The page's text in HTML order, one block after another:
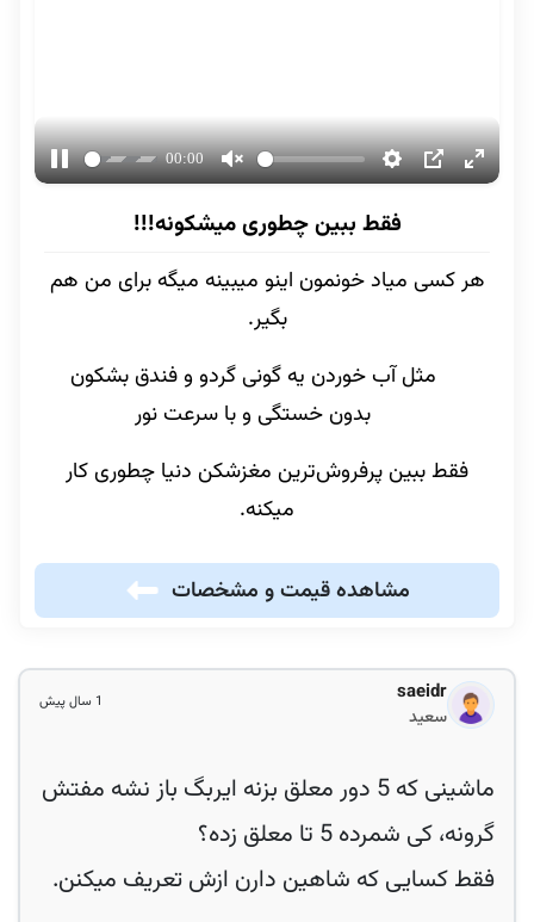
فقط ببین چطوری میشکونه!!!
هر کسی میاد خونمون اینو میبینه میگه برای من هم
بگیر.
مثل آب خوردن یه گونی گردو و فندق بشکون
بدون خستگی و با سرعت نور
فقط ببین پرفروش‌ترین مغزشکن دنیا چطوری کار
میکنه.
مشاهده قیمت و مشخصات
saeidr
سعید
1 سال پیش
ماشینی که 5 دور معلق بزنه ایربگ باز نشه مفتش
گرونه، کی شمرده 5 تا معلق زده؟
فقط کسایی که شاهین دارن ازش تعریف میکنن.